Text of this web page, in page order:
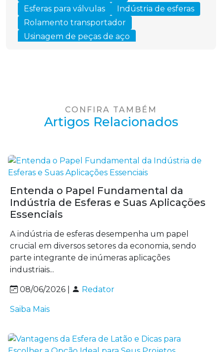
Esferas para válvulas
Indústria de esferas
Rolamento transportador
Usinagem de peças de aço
CONFIRA TAMBÉM
Artigos Relacionados
Entenda o Papel Fundamental da
Indústria de Esferas e Suas Aplicações
Essenciais
A indústria de esferas desempenha um papel
crucial em diversos setores da economia, sendo
parte integrante de inúmeras aplicações
industriais...
08/06/2026 | Redator
Saiba Mais